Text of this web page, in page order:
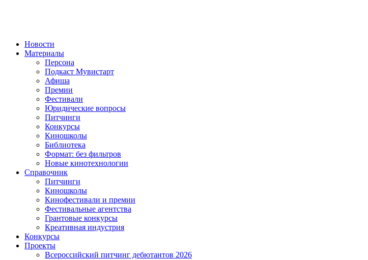
Новости
Материалы
Персона
Подкаст Мувистарт
Афиша
Премии
Фестивали
Юридические вопросы
Питчинги
Конкурсы
Киношколы
Библиотека
Формат: без фильтров
Новые кинотехнологии
Справочник
Питчинги
Киношколы
Кинофестивали и премии
Фестивальные агентства
Грантовые конкурсы
Креативная индустрия
Конкурсы
Проекты
Всероссийский питчинг дебютантов 2026